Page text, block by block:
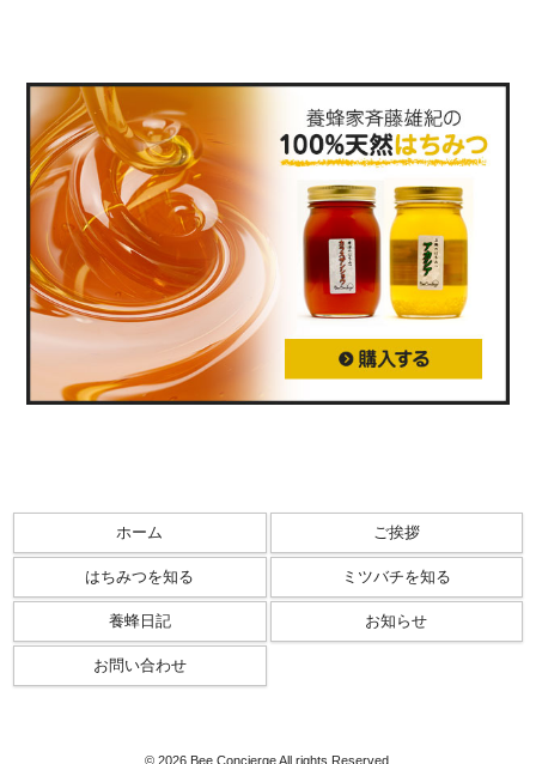
ホーム ご挨拶
はちみつを知る ミツバチを知る
養蜂日記 お知らせ
お問い合わせ
© 2026 Bee Concierge All rights Reserved.